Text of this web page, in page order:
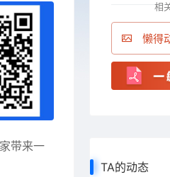
带来一
相
懒得
TA的动态